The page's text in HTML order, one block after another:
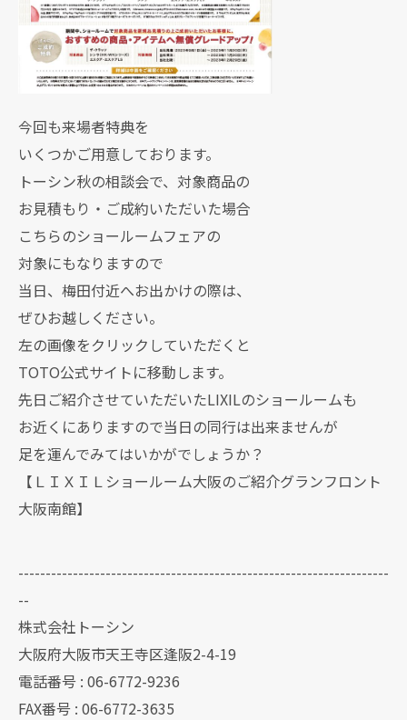
今回も来場者特典を
いくつかご用意しております。
トーシン秋の相談会で、対象商品の
お見積もり・ご成約いただいた場合
こちらのショールームフェアの
対象にもなりますので
当日、梅田付近へお出かけの際は、
ぜひお越しください。
左の画像をクリックしていただくと
TOTO公式サイトに移動します。
先日ご紹介させていただいたLIXILのショールームも
お近くにありますので当日の同行は出来ませんが
足を運んでみてはいかがでしょうか？
【ＬＩＸＩＬショールーム大阪のご紹介グランフロント
大阪南館】
--------------------------------------------------------------------
--
株式会社トーシン
大阪府大阪市天王寺区逢阪2-4-19
電話番号 : 06-6772-9236
FAX番号 : 06-6772-3635